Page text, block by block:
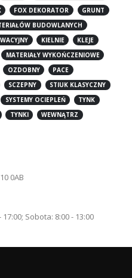
FOX DEKORATOR
GRUNT
BUDOWLANYCH
KIELNIE
KLEJE
MATERIAŁY WYKOŃCZENIOWE
OZDOBNY
PACE
SCZEPNY
STIUK KLASYCZNY
SYSTEMY OCIEPLEŃ
TYNK
TYNKI
WEWNĄTRZ
0AB
17:00; Sobota: 8:00 - 13:00